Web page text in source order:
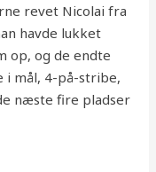
revet Nicolai fra
havde lukket
op, og de endte
i mål, 4-på-stribe,
næste fire pladser